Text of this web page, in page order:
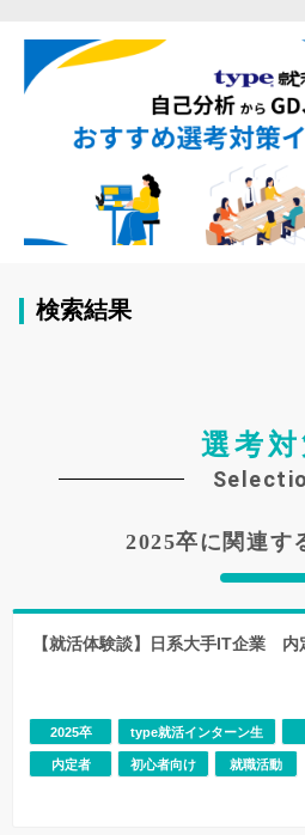
検索結果
選考対
2025卒に関連す
【就活体験談】日系大手IT企業 内
2025卒 type就活インターン生
内定者 初心者向け 就職活動